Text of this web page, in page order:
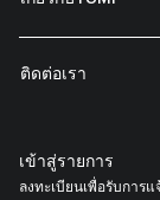
ติดต่อเรา
เข้าสู่รายการ
ลงทะเบียนเพื่อรับการ